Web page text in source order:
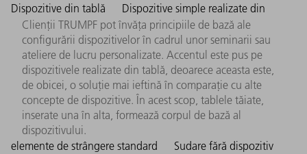
Dispozitive din tablă
Clienții TRUMPF pot învăța principiile de bază ale
configurării dispozitivelor în cadrul unor seminarii sau
ateliere de lucru personalizate. Accentul este pus pe
dispozitivele realizate din tablă, deoarece aceasta este,
de obicei, o soluție mai ieftină în comparație cu alte
concepte de dispozitive. În acest scop, tablele tăiate,
inserate una în alta, formează corpul de bază al
dispozitivului.
Dispozitive simple realizate din
elemente de strângere standard
Sudare fără dispozitiv